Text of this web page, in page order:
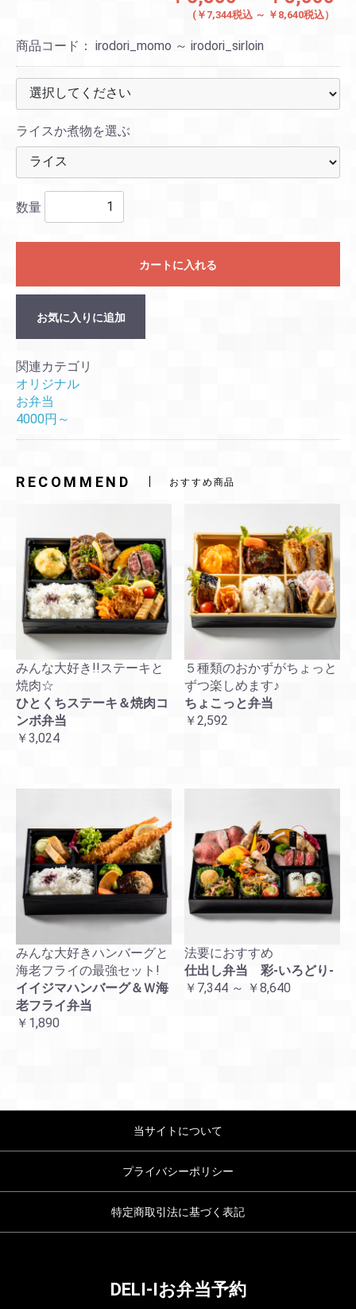
(￥7,344税込 ～ ￥8,640税込）
商品コード： irodori_momo ～ irodori_sirloin
ライスか煮物を選ぶ
数量
カートに入れる
お気に入りに追加
関連カテゴリ
オリジナル
お弁当
4000円～
RECOMMEND おすすめ商品
みんな大好き!!ステーキと
焼肉☆
ひとくちステーキ＆焼肉コ
ンボ弁当
￥3,024
５種類のおかずがちょっと
ずつ楽しめます♪
ちょこっと弁当
￥2,592
みんな大好きハンバーグと
海老フライの最強セット!
イイジマハンバーグ＆Ｗ海
老フライ弁当
￥1,890
法要におすすめ
仕出し弁当 彩-いろどり-
￥7,344 ～ ￥8,640
当サイトについて
プライバシーポリシー
特定商取引法に基づく表記
DELI-Iお弁当予約